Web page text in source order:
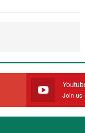
Join us